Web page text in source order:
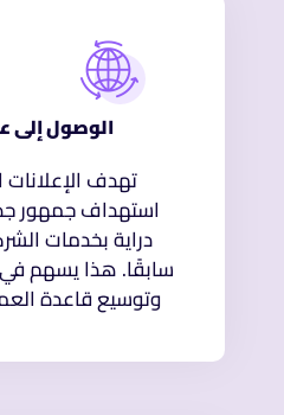
الوصول إلى
تهدف
استهداف جمهور
دراية بخدمات
سابقًا. هذا يسهم
وتوسيع قاعدة